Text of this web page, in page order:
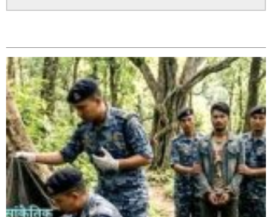
बाँके एसपी अंगुर जिसिको कमान्डमा रहेको प्रहरीले भारतबाट
भन्सार छलिका सामानहरु पक्राउ,